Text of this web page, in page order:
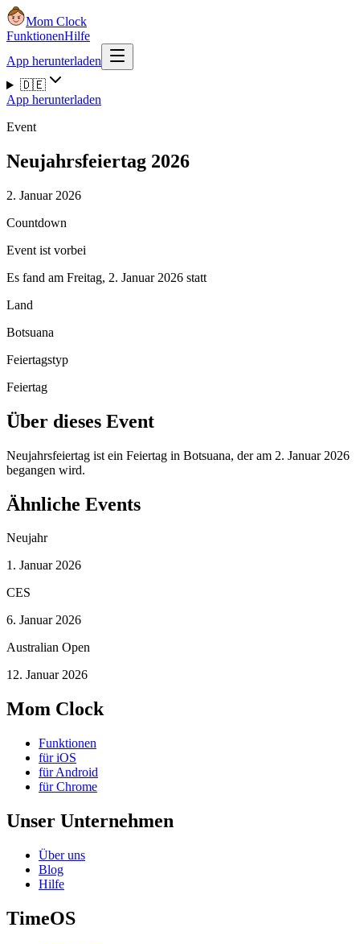
Mom Clock
FunktionenHilfe
App herunterladen
🇩🇪
App herunterladen
Event
Neujahrsfeiertag 2026
2. Januar 2026
Countdown
Event ist vorbei
Es fand am Freitag, 2. Januar 2026 statt
Land
Botsuana
Feiertagstyp
Feiertag
Über dieses Event
Neujahrsfeiertag ist ein Feiertag in Botsuana, der am 2. Januar 2026
begangen wird.
Ähnliche Events
Neujahr
1. Januar 2026
CES
6. Januar 2026
Australian Open
12. Januar 2026
Mom Clock
Funktionen
für iOS
für Android
für Chrome
Unser Unternehmen
Über uns
Blog
Hilfe
TimeOS